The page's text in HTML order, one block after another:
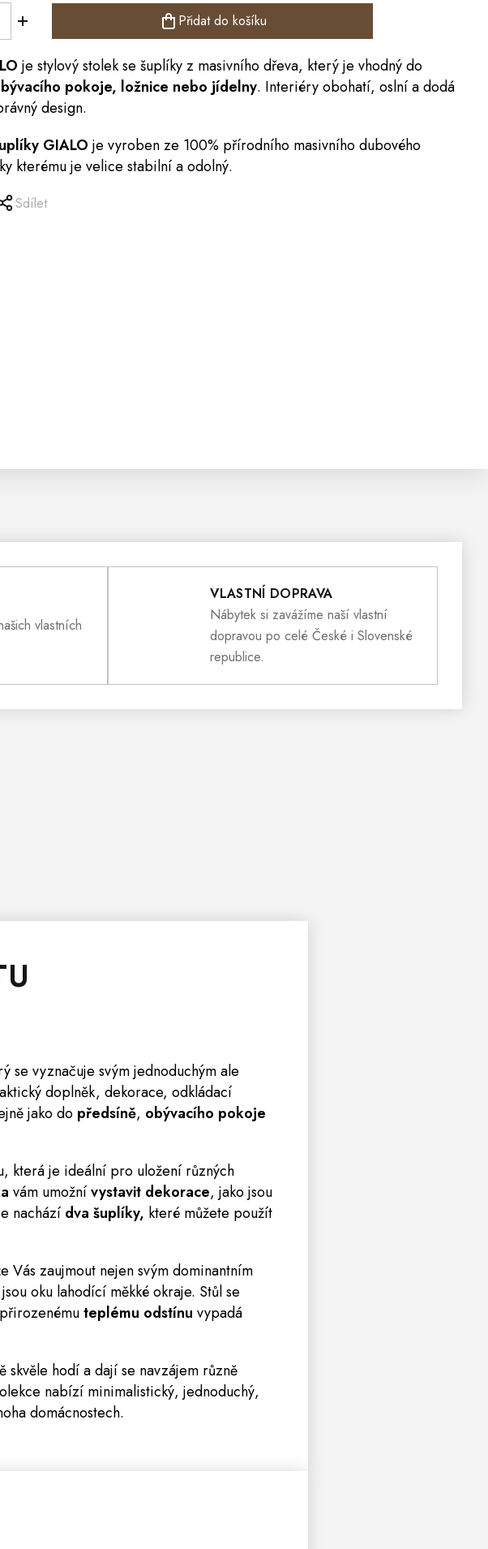
Přidat do košíku
je stylový stolek se šuplíky z masivního dřeva, který je vhodný do
pokoje, ložnice nebo jídelny. Interiéry obohatí, oslní a dodá
design.
GIALO je vyroben ze 100% přírodního masivního dubového
kterému je velice stabilní a odolný.
Sdílet
vlastních
VLASTNÍ DOPRAVA
Nábytek si zavážíme naší vlastní
dopravou po celé České i Slovenské
republice.
se vyznačuje svým jednoduchým ale
doplněk, dekorace, odkládací
jako do předsíně, obývacího pokoje
která je ideální pro uložení různých
vám umožnívystavit dekorace, jako jsou
nachází dva šuplíky, které můžete použít
Vás zaujmout nejen svým dominantním
oku lahodící měkké okraje. Stůl se
teplému odstínu vypadá
skvěle hodí a dají se navzájem různě
nabízí minimalistický, jednoduchý,
domácnostech.